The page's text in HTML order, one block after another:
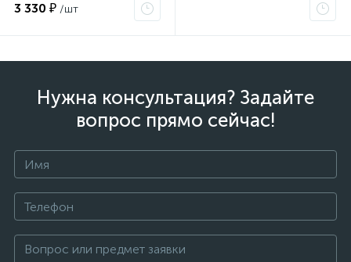
3 330 ₽ /шт
Нужна консультация? Задайте
вопрос прямо сейчас!